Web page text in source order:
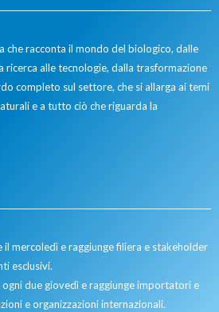
che racconta il mondo del biologico, dalle
ricerca alle tecnologie, dalla trasformazione
completo sul settore, che si allarga ai temi
e a tutto ciò che riguarda la
il mercoledì e raggiunge filiera e stakeholder
esclusivi.
ogni due giovedì e raggiunge importatori e
e organizzazioni internazionali.